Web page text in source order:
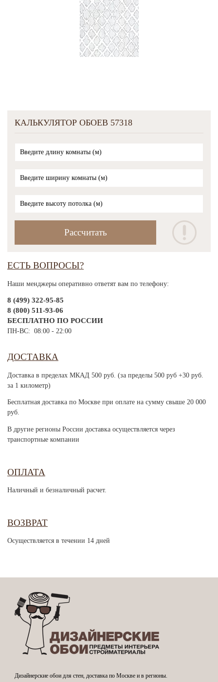
КАЛЬКУЛЯТОР ОБОЕВ 57318
ЕСТЬ ВОПРОСЫ?
Наши менджеры оперативно ответят вам по телефону:
8 (499) 322-95-85
8 (800) 511-93-06
БЕСПЛАТНО ПО РОССИИ
ПН-ВС: 08:00 - 22:00
ДОСТАВКА
Доставка в пределах МКАД 500 руб. (за пределы 500 руб +30 руб.
за 1 километр)
Бесплатная доставка по Москве при оплате на сумму свыше 20 000
руб.
В другие регионы России доставка осуществляется через
транспортные компании
ОПЛАТА
Наличный и безналичный расчет.
ВОЗВРАТ
Осуществляется в течении 14 дней
Дизайнерские обои для стен, доставка по Москве и в регионы.